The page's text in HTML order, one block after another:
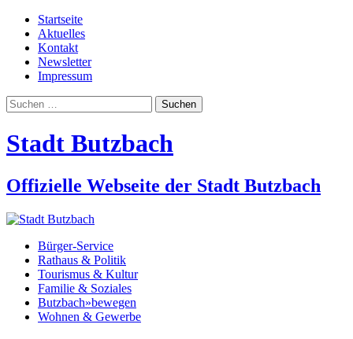
Startseite
Aktuelles
Kontakt
Newsletter
Impressum
Suchen
nach:
Stadt Butzbach
Offizielle Webseite der Stadt Butzbach
Bürger-Service
Rathaus & Politik
Tourismus & Kultur
Familie & Soziales
Butzbach»bewegen
Wohnen & Gewerbe